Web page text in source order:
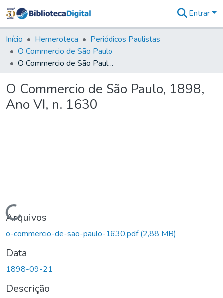
&
Coleções
Tudo na
Biblioteca
Estatísticas
Entrar
Início Hemeroteca
Periódicos Paulistas
O Commercio de São Paulo
O Commercio de São Paulo, 1898, Ano VI, n. 1630
O Commercio de São Paulo, 1898,
Ano VI, n. 1630
Carregando...
Arquivos
o-commercio-de-sao-paulo-1630.pdf(2,88 MB)
Data
1898-09-21
Descrição